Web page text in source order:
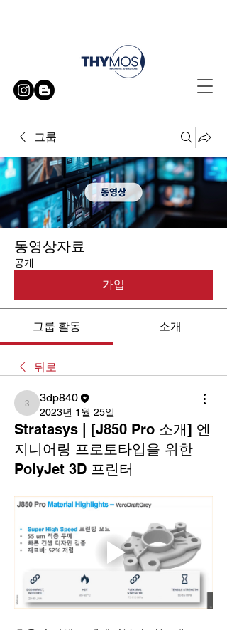
그룹
동영상자료
공개
가입
그룹 활동 소개
뒤로
3dp840
3dp840
2023년 1월 25일
Stratasys | [J850 Pro 소개] 엔
지니어링 프로토타입을 위한
PolyJet 3D 프린터